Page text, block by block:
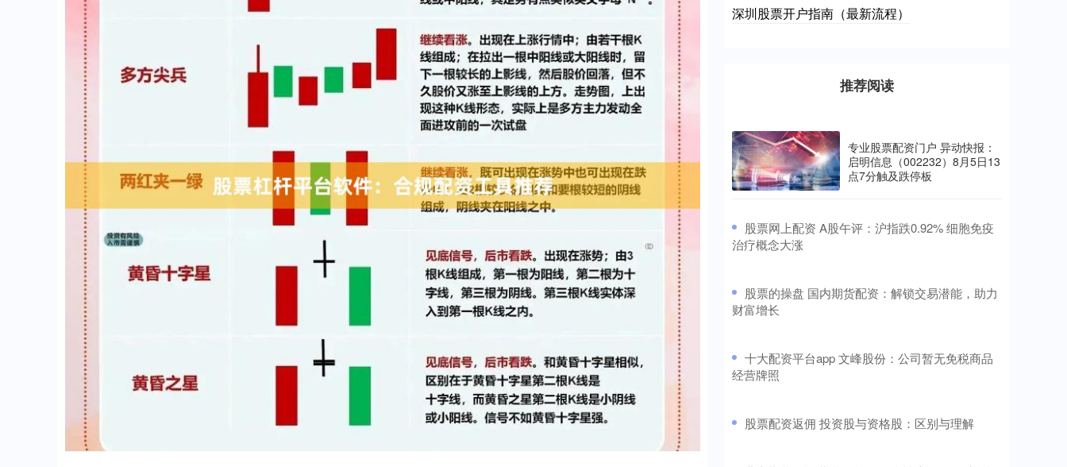
深圳股票开户指南（最新流程）
推荐阅读
专业股票配资门户 异动快报：
启明信息（002232）8月5日13
点7分触及跌停板
​股票网上配资 A股午评：沪指跌0.92% 细胞免疫
治疗概念大涨
​股票的操盘 国内期货配资：解锁交易潜能，助力
财富增长
​十大配资平台app 文峰股份：公司暂无免税商品
经营牌照
​股票配资返佣 投资股与资格股：区别与理解